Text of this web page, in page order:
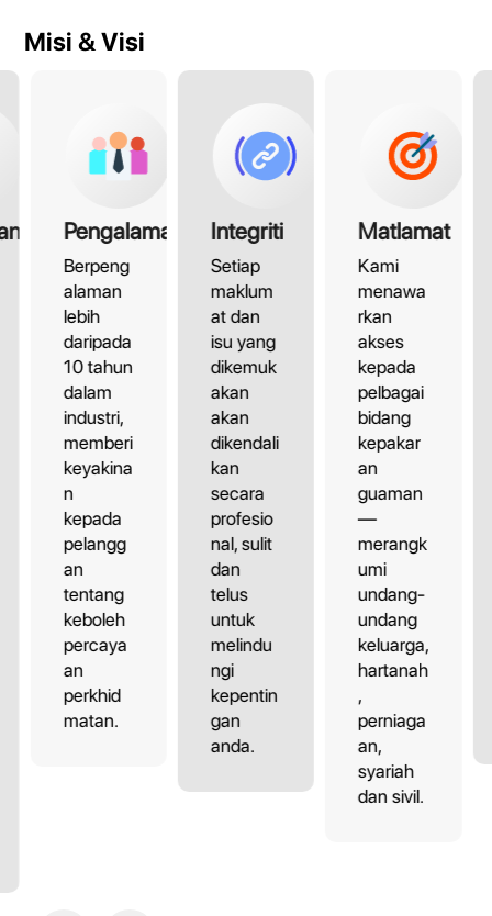
Misi & Visi
Pengalaman
Berpeng
alaman
lebih
daripada
10 tahun
dalam
industri,
memberi
keyakina
n
kepada
pelangg
an
tentang
keboleh
percaya
an
perkhid
matan.
Integriti
Setiap
maklum
at dan
isu yang
dikemuk
akan
akan
dikendali
kan
secara
profesio
nal, sulit
dan
telus
untuk
melindu
ngi
kepentin
gan
anda.
Matlamat
Kami
menawa
rkan
akses
kepada
pelbagai
bidang
kepakar
an
guaman
—
merangk
umi
undang-
undang
keluarga,
hartanah
,
perniaga
an,
syariah
dan sivil.